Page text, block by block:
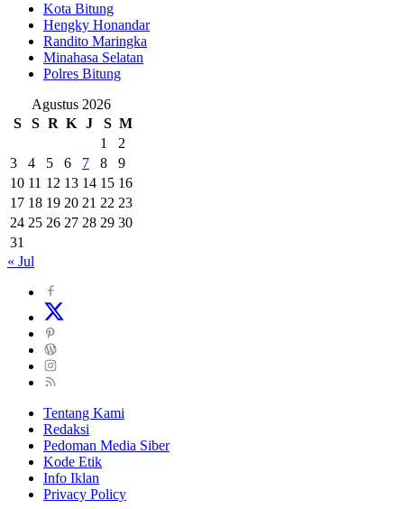
Kota Bitung
Hengky Honandar
Randito Maringka
Minahasa Selatan
Polres Bitung
Agustus 2026
S
S R K J S M
1
2
3
4 5 6 7 8
9
10 11 12 13 14 15 16
17 18 19 20 21 22 23
24 25 26 27 28 29 30
31
« Jul
Tentang Kami
Redaksi
Pedoman Media Siber
Kode Etik
Info Iklan
Privacy Policy